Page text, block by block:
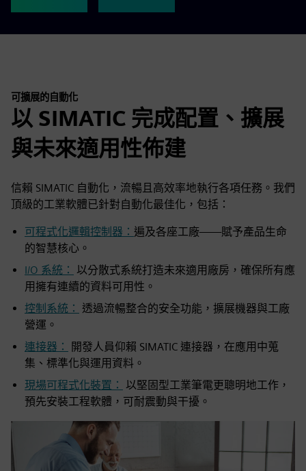
可擴展的自動化
以 SIMATIC 完成配置、擴展
與未來適用性佈建
信賴 SIMATIC 自動化，流暢且高效率地執行各項任務。我們
頂級的工業軟體已針對自動化最佳化，包括：
可程式化邏輯控制器： 遍及各座工廠——賦予產品生命
的智慧核心。
I/O 系統：
以分散式系統打造未來適用廠房，確保所有應
用擁有連續的資料可用性。
控制系統： 透過流暢整合的安全功能，擴展機器與工廠
營運。
連接器：
開發人員仰賴 SIMATIC 連接器，在應用中蒐
集、標準化與運用資料。
現場可程式化裝置：
以堅固型工業筆電更聰明地工作，
預先安裝工程軟體，可耐震動與干擾。